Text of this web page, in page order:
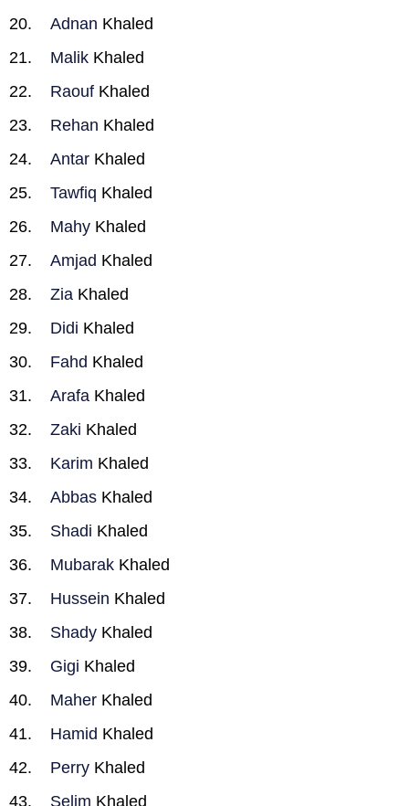
Adnan Khaled
Malik Khaled
Raouf Khaled
Rehan Khaled
Antar Khaled
Tawfiq Khaled
Mahy Khaled
Amjad Khaled
Zia Khaled
Didi Khaled
Fahd Khaled
Arafa Khaled
Zaki Khaled
Karim Khaled
Abbas Khaled
Shadi Khaled
Mubarak Khaled
Hussein Khaled
Shady Khaled
Gigi Khaled
Maher Khaled
Hamid Khaled
Perry Khaled
Selim Khaled